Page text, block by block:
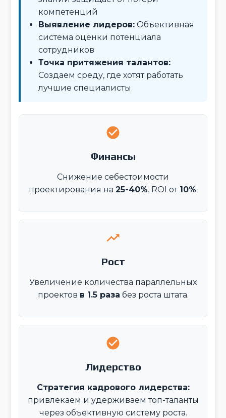
компетенций
Выявление лидеров: Объективная
система оценки потенциала
сотрудников
Точка притяжения талантов:
Создаем среду, где хотят работать
лучшие специалисты
Финансы
Снижение себестоимости
проектирования на 25-40%. ROI от 10%.
Рост
Увеличение количества параллельных
проектов в 1.5 раза без роста штата.
Лидерство
Стратегия кадрового лидерства:
привлекаем и удерживаем топ-таланты
через объективную систему роста.